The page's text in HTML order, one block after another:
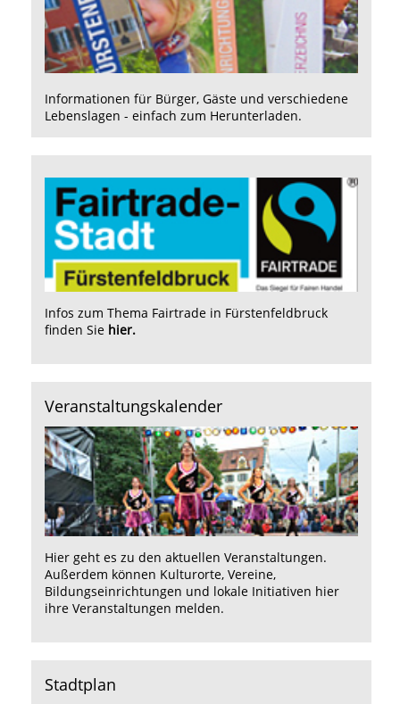
Informationen für Bürger, Gäste und verschiedene
Lebenslagen - einfach zum Herunterladen.
Infos zum Thema Fairtrade in Fürstenfeldbruck
finden Sie hier.
Veranstaltungskalender
Hier geht es zu den aktuellen Veranstaltungen.
Außerdem können Kulturorte, Vereine,
Bildungseinrichtungen und lokale Initiativen hier
ihre Veranstaltungen melden.
Stadtplan